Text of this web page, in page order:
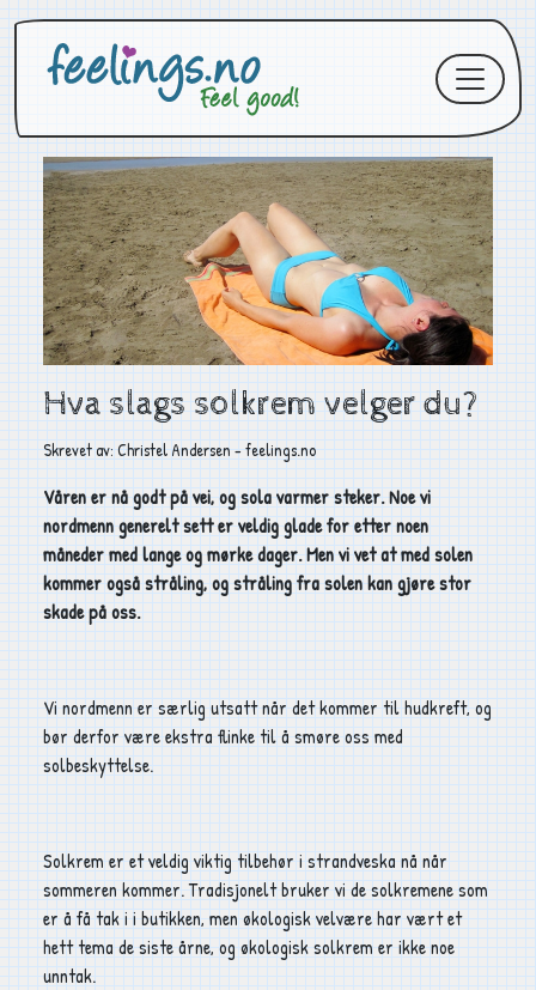
Hva slags solkrem velger du?
Skrevet av: Christel Andersen - feelings.no
Våren er nå godt på vei, og sola varmer steker. Noe vi
nordmenn generelt sett er veldig glade for etter noen
måneder med lange og mørke dager. Men vi vet at med solen
kommer også stråling, og stråling fra solen kan gjøre stor
skade på oss.
Vi nordmenn er særlig utsatt når det kommer til hudkreft, og
bør derfor være ekstra flinke til å smøre oss med
solbeskyttelse.
Solkrem er et veldig viktig tilbehør i strandveska nå når
sommeren kommer. Tradisjonelt bruker vi de solkremene som
er å få tak i i butikken, men økologisk velvære har vært et
hett tema de siste årne, og økologisk solkrem er ikke noe
unntak.